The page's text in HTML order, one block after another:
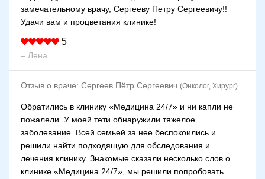
замечательному врачу, Сергееву Петру Сергеевичу!!
Удачи вам и процветания клинике!
5
– Лена
Отзыв о враче: Сергеев Пётр Сергеевич (Онколог, Хирург)
Обратились в клинику «Медицина 24/7» и ни капли не
пожалели. У моей тети обнаружили тяжелое
заболевание. Всей семьей за нее беспокоились и
решили найти подходящую для обследования и
лечения клинику. Знакомые сказали несколько слов о
клинике «Медицина 24/7», мы решили попробовать